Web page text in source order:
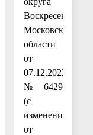
Воскресенск
Московской
области
от
07.12.2022
№ 6429
(с
изменениями
от